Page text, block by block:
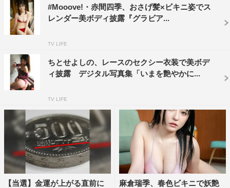
#Mooove!・赤間四季、おさげ髪×ビキニ姿でス
レンダー美ボディ披露『グラビア...
TV LIFE
ちとせよしの、レースのセクシー衣装で美ボデ
ィ披露 デジタル写真集「いまを艶やかに...
TV LIFE
【当選】金運が上がる直前に
麻倉瑞季、春色ビキニで妖艶